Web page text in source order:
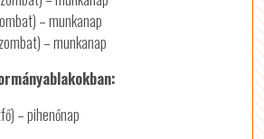
– munkanap
– munkanap
– pihenőnap